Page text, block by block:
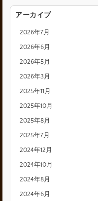
アーカイブ
2026年7月
2026年6月
2026年5月
2026年3月
2025年11月
2025年10月
2025年8月
2025年7月
2024年12月
2024年10月
2024年8月
2024年6月